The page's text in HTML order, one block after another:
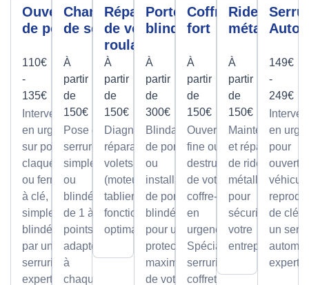
Ouverture
de porte
110€
-
135€
Intervention
en urgence
sur portes
claquées
ou fermées
à clé,
simples ou
blindées
par un
serrurier
expert
Changement
de serrure
À
partir
de
150€
Pose de
serrures,
simples
ou
blindée
de 1 à 5
points,
adaptée
à
chaque
Réparation
de volet
roulant
À
partir
de
150€
Diagnostic et
réparation de
volets roulants
(moteur ou
tablier) pour un
fonctionnement
optimal.
Porte
blindée
À
partir
de
300€
Blindage
de porte
ou
installation
de portes
blindées
pour une
protection
maximale
de votre
Coffre
fort
À
partir
de
150€
Ouverture
fine ou par
destruction
de votre
coffre-fort
en
urgence.
Spécialiste
serrurier
coffretier
Rideau
métallique
À
partir
de
150€
Maintenance
et réparation
de rideaux
métalliques
pour
sécuriser
votre
entreprise.
149€
-
249€
en
pour
de clé
un
expert